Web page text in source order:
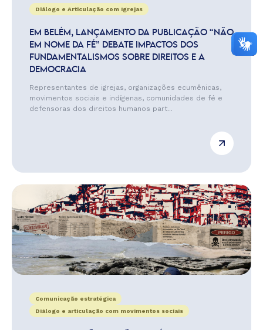
Diálogo e Articulação com Igrejas
EM BELÉM, LANÇAMENTO DA PUBLICAÇÃO “NÃO
EM NOME DA FÉ” DEBATE IMPACTOS DOS
FUNDAMENTALISMOS SOBRE DIREITOS E A
DEMOCRACIA
Representantes de igrejas, organizações ecumênicas,
movimentos sociais e indígenas, comunidades de fé e
defensoras dos direitos humanos part...
Comunicação estratégica
Diálogo e articulação com movimentos sociais